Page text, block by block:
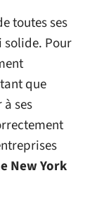
toutes ses
Pour
que
ses
New York